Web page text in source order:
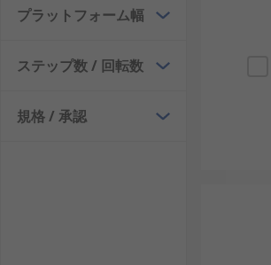
プラットフォーム幅
ステップ数 / 回転数
規格 / 承認